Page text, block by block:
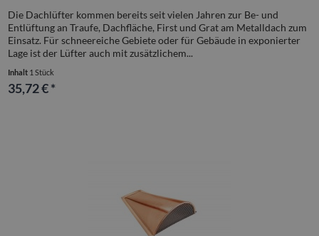
Die Dachlüfter kommen bereits seit vielen Jahren zur Be- und
Entlüftung an Traufe, Dachfläche, First und Grat am Metalldach zum
Einsatz. Für schneereiche Gebiete oder für Gebäude in exponierter
Lage ist der Lüfter auch mit zusätzlichem...
Inhalt 1 Stück
35,72 € *